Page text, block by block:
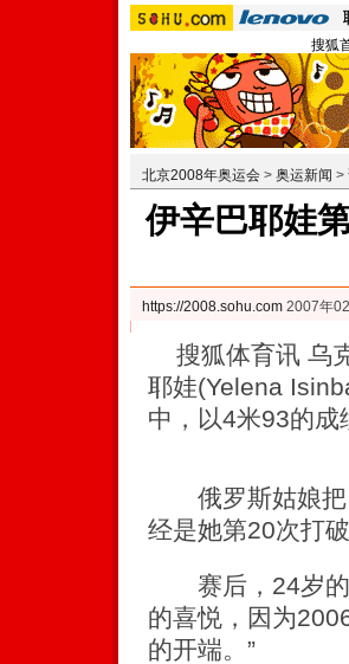
搜狐
北京2008年奥运会 > 奥运新闻 >
伊辛巴耶娃
https://2008.sohu.com 2007年
搜狐体育讯 乌
耶娃(Yelena
中，以4米93的成
俄罗斯姑娘把
经是她第20次打
赛后，24岁的
的喜悦，因为
的开端。”